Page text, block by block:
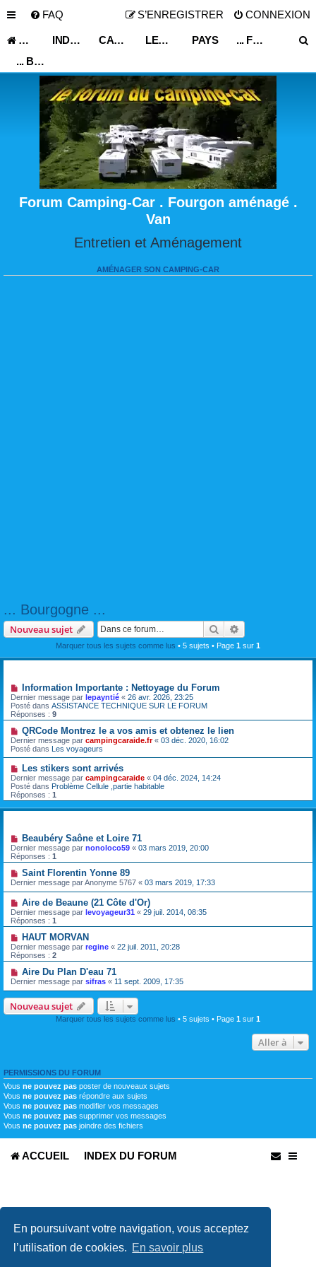
En poursuivant votre navigation, vous acceptez
l’utilisation de cookies. En savoir plus
FAQ CONNEXION
S’ENREGISTRER
ACCUEIL INDEX DU FORUM CARNET DE VOYAGE LES ASTUCES ET CONSEILS DE VOYAGE PAYS
... FRANCE ...
... BOURGOGNE ...
Forum Camping-Car . Fourgon aménagé .
Van
Entretien et Aménagement
AMÉNAGER SON CAMPING-CAR
... Bourgogne ...
Nouveau sujet Rechercher
Marquer tous les sujets comme lus • 5 sujets • Page 1 sur 1
Information Importante : Nettoyage du Forum
Dernier message par lepayntié « 26 avr. 2026, 23:25
Posté dans ASSISTANCE TECHNIQUE SUR LE FORUM
Réponses : 9
QRCode Montrez le a vos amis et obtenez le lien
Dernier message par campingcaraide.fr« 03 déc. 2020, 16:02
Posté dans Les voyageurs
Les stikers sont arrivés
Dernier message par campingcaraide « 04 déc. 2024, 14:24
Posté dans Problème Cellule ,partie habitable
Réponses : 1
Beaubéry Saône et Loire 71
Dernier message par nonoloco59 « 03 mars 2019, 20:00
Réponses : 1
Saint Florentin Yonne 89
Dernier message parAnonyme 5767 « 03 mars 2019, 17:33
Aire de Beaune (21 Côte d'Or)
Dernier message par levoyageur31 « 29 juil. 2014, 08:35
Réponses : 1
HAUT MORVAN
Dernier message par regine « 22 juil. 2011, 20:28
Réponses : 2
Aire Du Plan D'eau 71
Dernier message par sifras « 11 sept. 2009, 17:35
Nouveau sujet
Marquer tous les sujets comme lus • 5 sujets • Page 1 sur 1
Aller à
PERMISSIONS DU FORUM
Vous ne pouvez pas poster de nouveaux sujets
Vous ne pouvez pas répondre aux sujets
Vous ne pouvez pas modifier vos messages
Vous ne pouvez pas supprimer vos messages
Vous ne pouvez pas joindre des fichiers
ACCUEIL INDEX DU FORUM